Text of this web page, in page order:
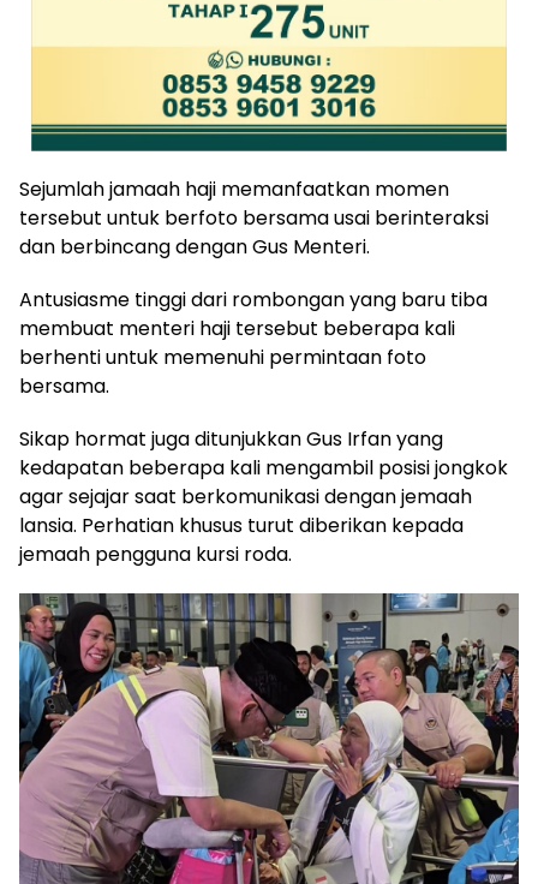
Sejumlah jamaah haji memanfaatkan momen
tersebut untuk berfoto bersama usai berinteraksi
dan berbincang dengan Gus Menteri.
Antusiasme tinggi dari rombongan yang baru tiba
membuat menteri haji tersebut beberapa kali
berhenti untuk memenuhi permintaan foto
bersama.
Sikap hormat juga ditunjukkan Gus Irfan yang
kedapatan beberapa kali mengambil posisi jongkok
agar sejajar saat berkomunikasi dengan jemaah
lansia. Perhatian khusus turut diberikan kepada
jemaah pengguna kursi roda.